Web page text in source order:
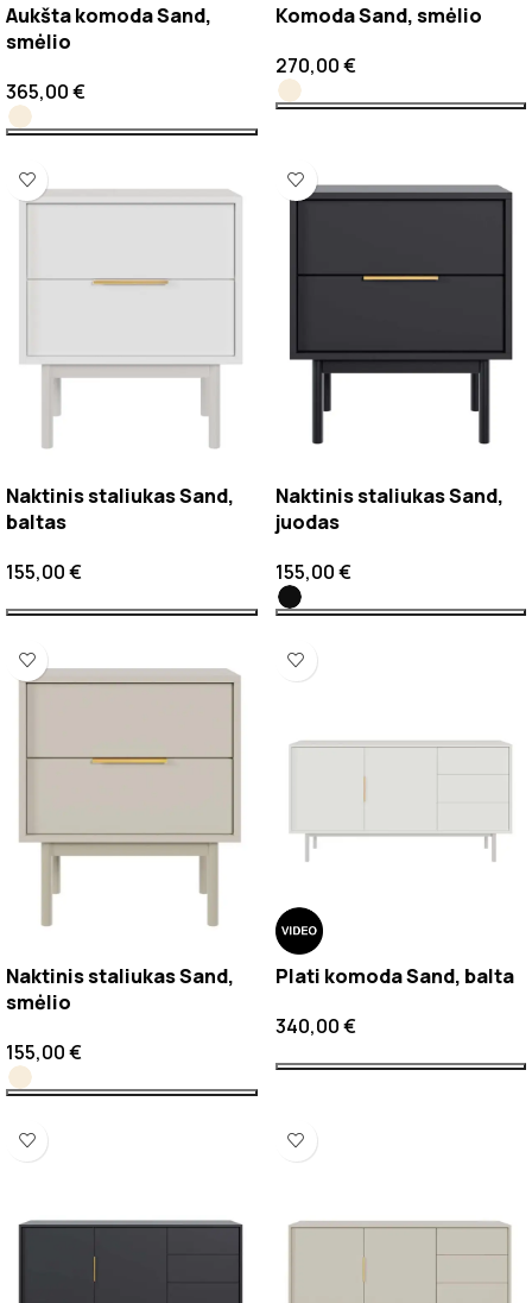
Aukšta komoda Sand,
smėlio
365,00€
Komoda Sand, smėlio
270,00€
Naktinis staliukas Sand,
baltas
155,00€
Naktinis staliukas Sand,
juodas
155,00€
Naktinis staliukas Sand,
smėlio
155,00€
Plati komoda Sand, balta
340,00€